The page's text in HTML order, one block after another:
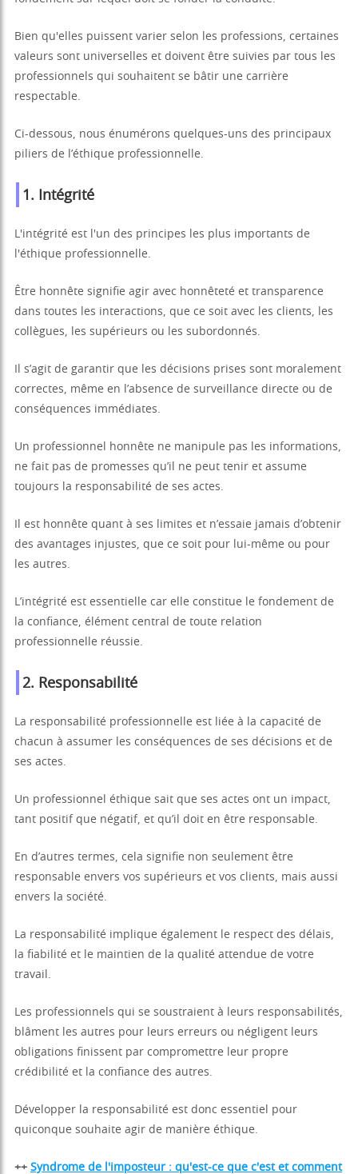
Bien qu'elles puissent varier selon les professions, certaines
valeurs sont universelles et doivent être suivies par tous les
professionnels qui souhaitent se bâtir une carrière
respectable.
Ci-dessous, nous énumérons quelques-uns des principaux
piliers de l’éthique professionnelle.
1. Intégrité
L'intégrité est l'un des principes les plus importants de
l'éthique professionnelle.
Être honnête signifie agir avec honnêteté et transparence
dans toutes les interactions, que ce soit avec les clients, les
collègues, les supérieurs ou les subordonnés.
Il s’agit de garantir que les décisions prises sont moralement
correctes, même en l’absence de surveillance directe ou de
conséquences immédiates.
Un professionnel honnête ne manipule pas les informations,
ne fait pas de promesses qu’il ne peut tenir et assume
toujours la responsabilité de ses actes.
Il est honnête quant à ses limites et n’essaie jamais d’obtenir
des avantages injustes, que ce soit pour lui-même ou pour
les autres.
L’intégrité est essentielle car elle constitue le fondement de
la confiance, élément central de toute relation
professionnelle réussie.
2. Responsabilité
La responsabilité professionnelle est liée à la capacité de
chacun à assumer les conséquences de ses décisions et de
ses actes.
Un professionnel éthique sait que ses actes ont un impact,
tant positif que négatif, et qu’il doit en être responsable.
En d’autres termes, cela signifie non seulement être
responsable envers vos supérieurs et vos clients, mais aussi
envers la société.
La responsabilité implique également le respect des délais,
la fiabilité et le maintien de la qualité attendue de votre
travail.
Les professionnels qui se soustraient à leurs responsabilités,
blâment les autres pour leurs erreurs ou négligent leurs
obligations finissent par compromettre leur propre
crédibilité et la confiance des autres.
Développer la responsabilité est donc essentiel pour
quiconque souhaite agir de manière éthique.
++ Syndrome de l'imposteur : qu'est-ce que c'est et comment